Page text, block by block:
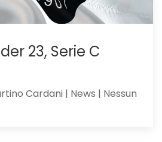
23, Serie C
Cardani | News | Nessun